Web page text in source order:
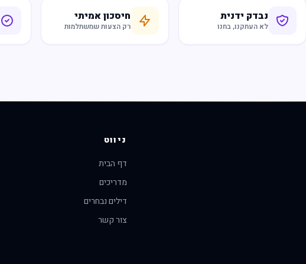
נבדק ידנית
לא העתקנו, בחנו
חיסכון אמיתי
רק הצעות שמשתלמות
ניווט
דף הבית
מדריכים
דילים נבחרים
צור קשר